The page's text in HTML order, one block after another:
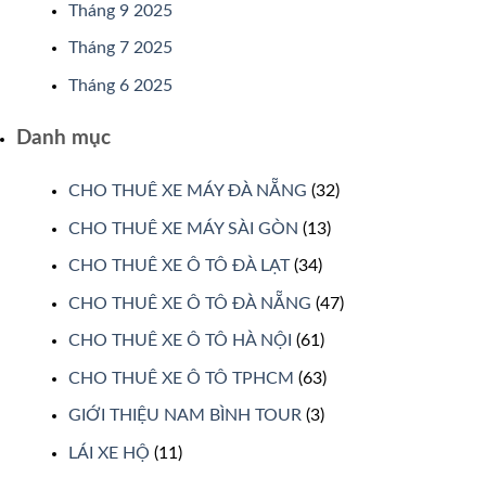
Tháng 9 2025
Tháng 7 2025
Tháng 6 2025
Danh mục
CHO THUÊ XE MÁY ĐÀ NẴNG (32)
CHO THUÊ XE MÁY SÀI GÒN (13)
CHO THUÊ XE Ô TÔ ĐÀ LẠT(34)
CHO THUÊ XE Ô TÔ ĐÀ NẴNG (47)
CHO THUÊ XE Ô TÔ HÀ NỘI (61)
CHO THUÊ XE Ô TÔ TPHCM (63)
GIỚI THIỆU NAM BÌNH TOUR (3)
LÁI XE HỘ (11)